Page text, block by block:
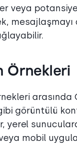
veya
Örnekleri
görüntülü
yerel
mobil